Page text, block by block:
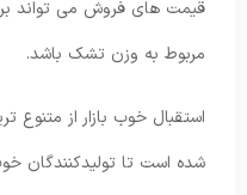
قیمت های فروش می ‌تواند
مربوط به وزن تشک باشد.
استقبال خوب بازار از
شده است تا تولیدکنندگان